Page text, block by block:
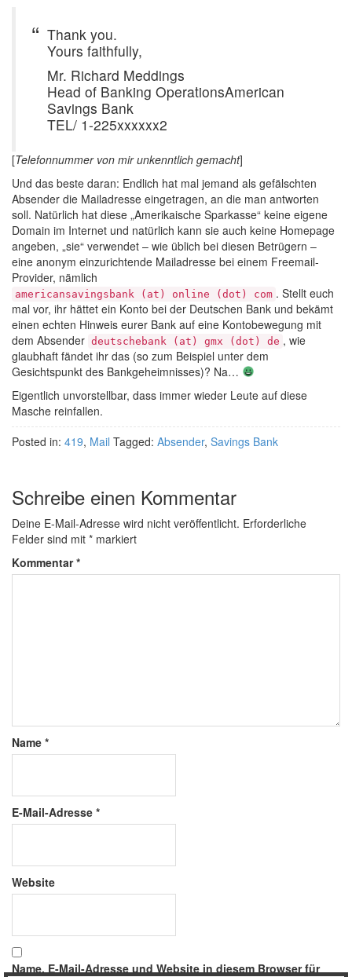
Thank you.
Yours faithfully,
Mr. Richard Meddings
Head of Banking OperationsAmerican
Savings Bank
TEL/ 1-225xxxxxx2
[Telefonnummer von mir unkenntlich gemacht]
Und das beste daran: Endlich hat mal jemand als gefälschten
Absender die Mailadresse eingetragen, an die man antworten
soll. Natürlich hat diese „Amerikaische Sparkasse“ keine eigene
Domain im Internet und natürlich kann sie auch keine Homepage
angeben, „sie“ verwendet – wie üblich bei diesen Betrügern –
eine anonym einzurichtende Mailadresse bei einem Freemail-
Provider, nämlich
americansavingsbank (at) online (dot) com . Stellt euch
mal vor, ihr hättet ein Konto bei der Deutschen Bank und bekämt
einen echten Hinweis eurer Bank auf eine Kontobewegung mit
dem Absender deutschebank (at) gmx (dot) de , wie
glaubhaft fändet ihr das (so zum Beispiel unter dem
Gesichtspunkt des Bankgeheimnisses)? Na…
Eigentlich unvorstellbar, dass immer wieder Leute auf diese
Masche reinfallen.
Posted in: 419, Mail Tagged: Absender, Savings Bank
Schreibe einen Kommentar
Deine E-Mail-Adresse wird nicht veröffentlicht. Erforderliche
Felder sind mit * markiert
Kommentar*
Name *
E-Mail-Adresse *
Website
Name, E-Mail-Adresse und Website in diesem Browser für